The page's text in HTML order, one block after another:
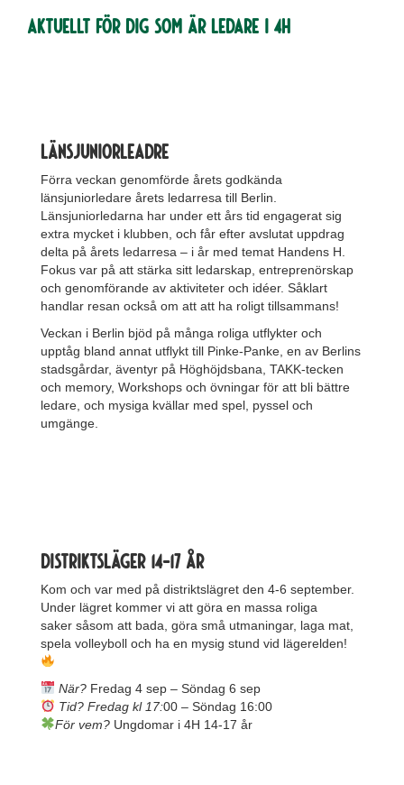
Aktuellt för dig som är ledare i 4H
LÄnsjuniorleadre
Förra veckan genomförde årets godkända
länsjuniorledare årets ledarresa till Berlin.
Länsjuniorledarna har under ett års tid engagerat sig
extra mycket i klubben, och får efter avslutat uppdrag
delta på årets ledarresa – i år med temat Handens H.
Fokus var på att stärka sitt ledarskap, entreprenörskap
och genomförande av aktiviteter och idéer. Såklart
handlar resan också om att att ha roligt tillsammans!
Veckan i Berlin bjöd på många roliga utflykter och
upptåg bland annat utflykt till Pinke-Panke, en av Berlins
stadsgårdar, äventyr på Höghöjdsbana, TAKK-tecken
och memory, Workshops och övningar för att bli bättre
ledare, och mysiga kvällar med spel, pyssel och
umgänge.
Distriktsläger 14-17 år
Kom och var med på distriktslägret den 4-6 september.
Under lägret kommer vi att göra en massa roliga
saker såsom att bada, göra små utmaningar, laga mat,
spela volleyboll och ha en mysig stund vid lägerelden!
När?Fredag 4 sep – Söndag 6 sep
Tid? Fredag kl 17:00 – Söndag 16:00
För vem?Ungdomar i 4H 14-17 år